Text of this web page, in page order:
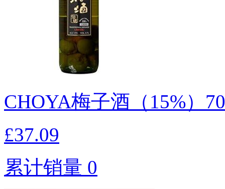
CHOYA梅子酒（15%）
£37.09
累计销量 0